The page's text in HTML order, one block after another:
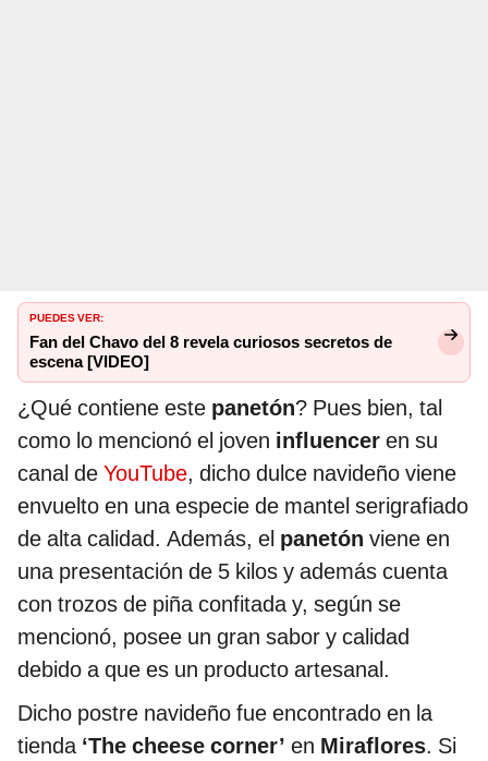
PUEDES VER:
Fan del Chavo del 8 revela curiosos secretos de
escena [VIDEO]
¿Qué contiene este panetón? Pues bien, tal
como lo mencionó el joven influencer en su
canal de YouTube, dicho dulce navideño viene
envuelto en una especie de mantel serigrafiado
de alta calidad. Además, el panetón viene en
una presentación de 5 kilos y además cuenta
con trozos de piña confitada y, según se
mencionó, posee un gran sabor y calidad
debido a que es un producto artesanal.
Dicho postre navideño fue encontrado en la
tienda‘The cheese corner’ en Miraflores. Si